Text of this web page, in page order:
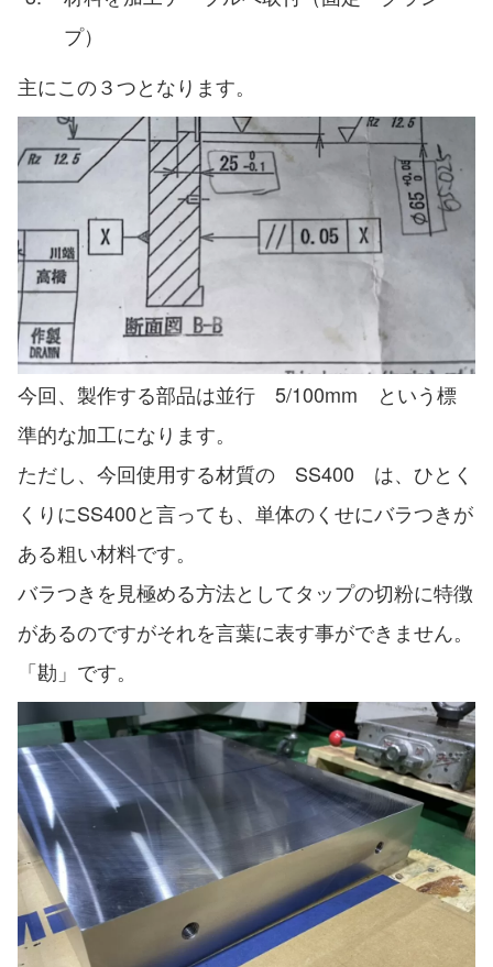
プ）
主にこの３つとなります。
今回、製作する部品は並行 5/100mm という標
準的な加工になります。
ただし、今回使用する材質の SS400 は、ひとく
くりにSS400と言っても、単体のくせにバラつきが
ある粗い材料です。
バラつきを見極める方法としてタップの切粉に特徴
があるのですがそれを言葉に表す事ができません。
「勘」です。